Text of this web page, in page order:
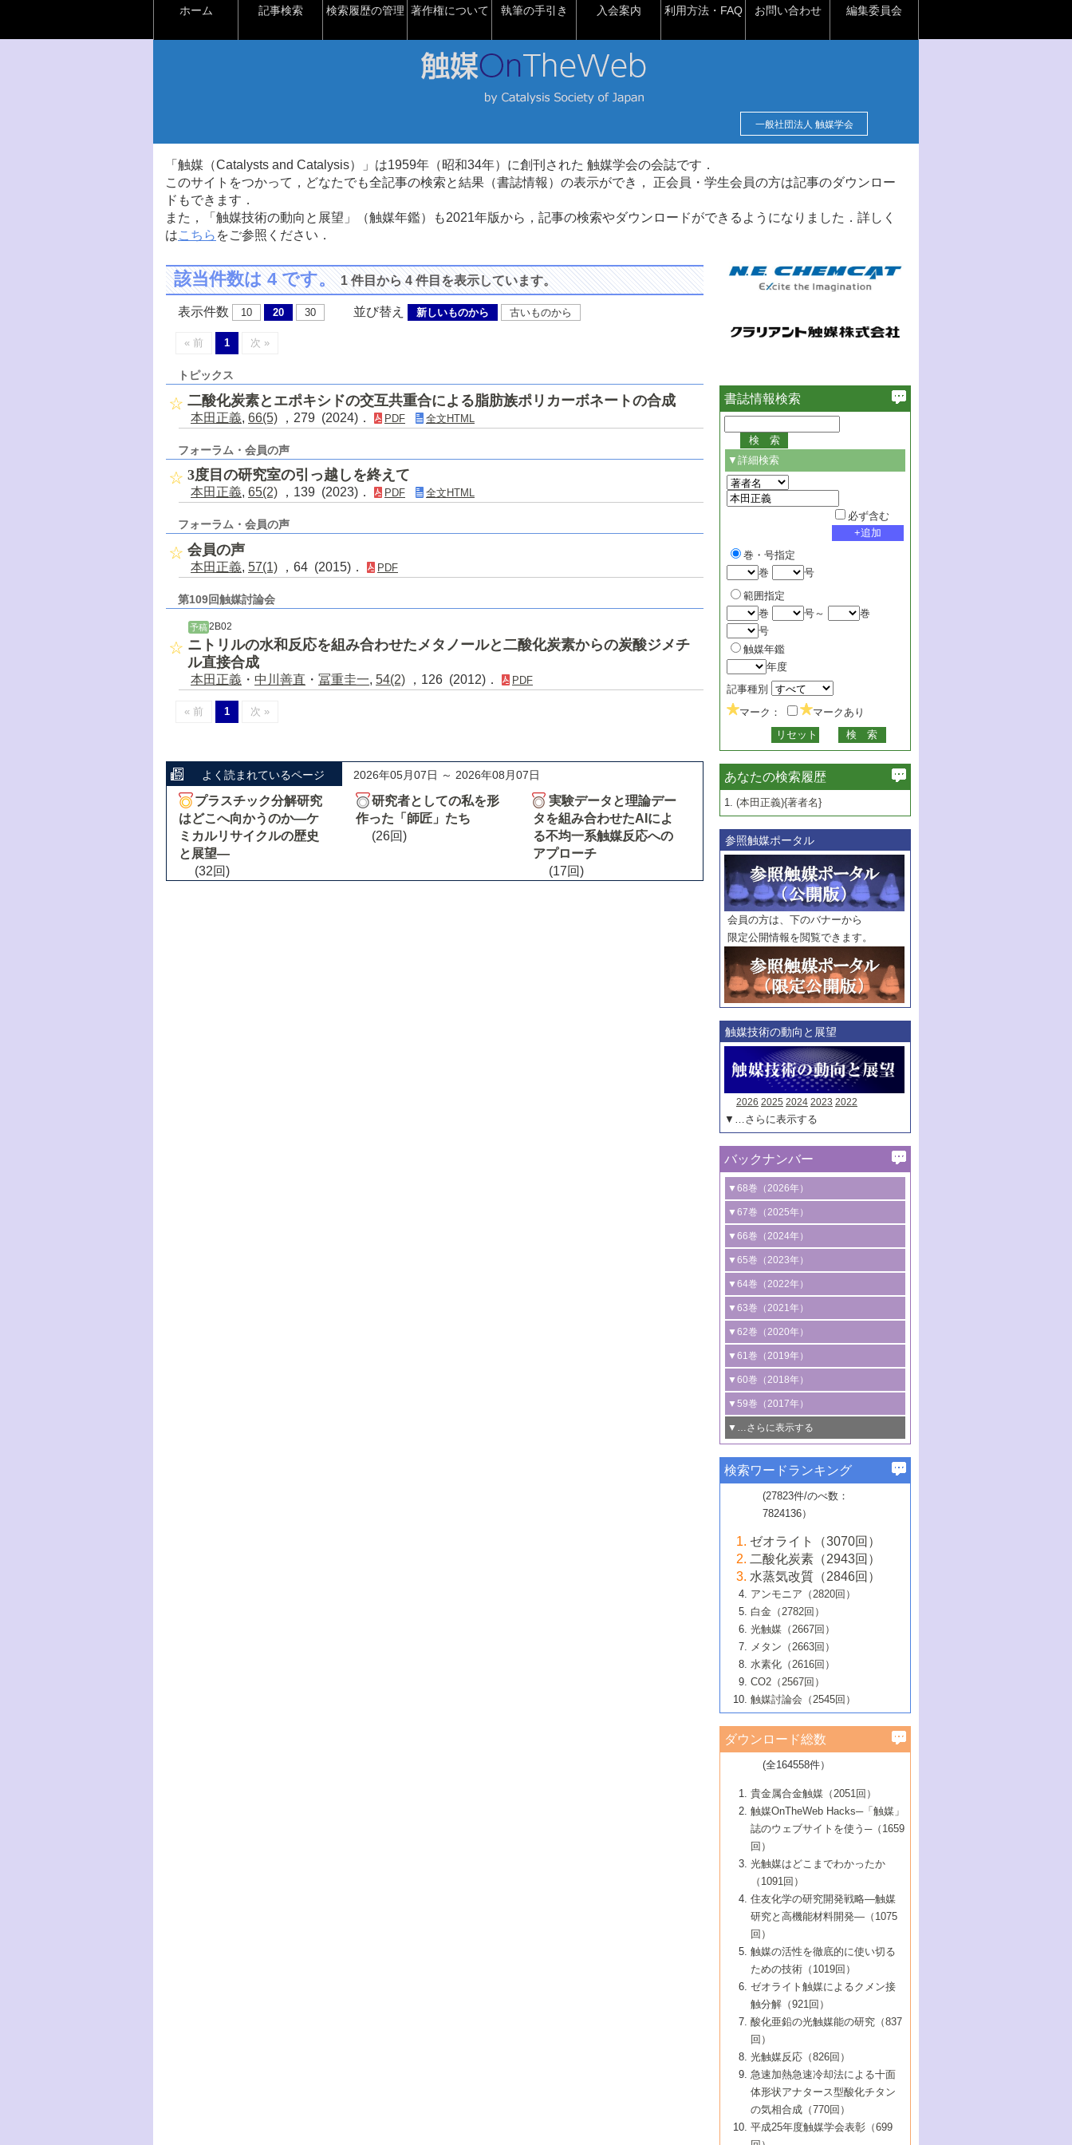
ホーム 記事検索 検索履歴の管理 著作権について 執筆の手引き 入会案内 利用方法・FAQ お問い合わせ 編集委員会
一般社団法人 触媒学会
「触媒（Catalysts and Catalysis）」は1959年（昭和34年）に創刊された 触媒学会の会誌です．
このサイトをつかって，どなたでも全記事の検索と結果（書誌情報）の表示ができ， 正会員・学生会員の方は記事のダウンロー
ドもできます．
また，「触媒技術の動向と展望」（触媒年鑑）も2021年版から，記事の検索やダウンロードができるようになりました．詳しく
はこちら をご参照ください．
該当件数は 4 です。1 件目から 4 件目を表示しています。
表示件数 10 20 30 並び替え 新しいものから 古いものから
« 前 1 次 »
トピックス
二酸化炭素とエポキシドの交互共重合による脂肪族ポリカーボネートの合成
本田正義, 66(5) ，279 (2024)． PDF 全文HTML
フォーラム・会員の声
3度目の研究室の引っ越しを終えて
本田正義, 65(2) ，139 (2023)． PDF 全文HTML
フォーラム・会員の声
会員の声
本田正義, 57(1) ，64 (2015)． PDF
第109回触媒討論会
予稿 2B02
ニトリルの水和反応を組み合わせたメタノールと二酸化炭素からの炭酸ジメチ
ル直接合成
本田正義 ・ 中川善直 ・ 冨重圭一, 54(2) ，126 (2012)． PDF
« 前 1 次 »
よく読まれているページ 2026年05月07日 ～ 2026年08月07日
プラスチック分解研究
はどこへ向かうのか―ケ
ミカルリサイクルの歴史
と展望―
(32回)
研究者としての私を形
作った「師匠」たち
(26回)
実験データと理論デー
タを組み合わせたAIによ
る不均一系触媒反応への
アプローチ
(17回)
書誌情報検索
▼詳細検索
必ず含む
巻・号指定
巻
号
範囲指定
巻
号～
巻
号
触媒年鑑
年度
記事種別
マーク：
マークあり
あなたの検索履歴
1. (本田正義){著者名}
参照触媒ポータル
会員の方は、下のバナーから
限定公開情報を閲覧できます。
触媒技術の動向と展望
2026 2025 2024 2023 2022
▼…さらに表示する
バックナンバー
▼68巻（2026年）
1号 過酸化水素合成に関する研究動向
2号 コンピューター技術により加速する
触媒開発
3号 有機分子変換やCO 資源化のための
光触媒に関する最近の研究
B号 第137回触媒討論会（2026年）
▼67巻（2025年）
1号 CO
水素化によるグリーン燃料/グリ
ーンケミカル製造
2号 水素製造のための水分解技術に関す
る最近の研究
3号 オレフィン系樹脂の精密合成に関す
る最新技術
4号 アルコール類の効率的変換を実現す
る非貴金属触媒の研究動向
5号 ゼオライトの合成と応用における研
究動向
6号 ヘテロ接合界面
B号 第135回触媒討論会（2025年）
▼66巻（2024年）
1号 低次元ナノ構造を有する触媒材料
2号 規制反応場を活用した固体触媒研究
の新展開
3号 未踏分子変換を目指した酸化触媒プ
ロセスの最前線
4号 シンクロトロン放射光および中性子
線を利用した触媒解析技術の最先端
5号 単原子触媒
6号 参照触媒委員会からのお知らせ
B号 第133回触媒討論会（2023年）
▼65巻（2023年）
1号 炭素が関わる触媒機能
2号 プラスチックケミカルリサイクルの
ための触媒技術
3号 非酸化物系金属化合物を基盤とした
触媒材料の開発
4号 格子酸素・格子酸素欠陥を利用した
触媒反応
5号 生体触媒によるエネルギー変換反応
6号 窒素とリンの循環のための触媒・機
能性材料
▼64巻（2022年）
1号 合成ガス製造とCOを用いるケミカル
ズ合成の最新動向
2号 化学品合成のための合金触媒開発
3号 CO の排出削減および有効活用のた
めの触媒技術
4号 若手による情報発信企画～とびたて
若き触媒の研究者たち～（1）
若き触媒の研究者たち～（2）
6号 石油のノーブル・ユースを志向した
触媒技術
大学：オンライン・対面開催）
▼63巻（2021年）
1号 金触媒の新展開
2号 ペロブスカイト
3号 特殊反応場を利用した触媒的分子変
換反応
4号 多孔質材料を用いた触媒の新展開
5号 情報学的手法を用いた触媒開発
6号 カーボンニュートラルに向けた電解
技術
B号 第127回触媒討論会（2021年・オン
ライン開催(Zoom)のみ）
▼62巻（2020年）
1号 触媒設計を拓く欠陥構造のキャラク
タリゼーション
2号 機能化学品製造に資するクリーンな
触媒的酸化反応
3号 水処理のための触媒化学
4号 光触媒を用いた水分解の最新の研究
動向
5号 次世代の触媒プロセスを支えるマイ
6号 メタン転換技術の最新動向
B号 第125回触媒討論会（2020年・工学
院大学）
▼61巻（2019年）
1号 物質移動制御に着目した触媒プロセ
ス開発
2号 CO2 フリー水素サプライチェーンに
関わる触媒開発動向
3号 精密高分子合成に関する最近の研究
動向
4号 バイオマス化成品製造のための触媒
5号 固体触媒による含窒素有機化合物変
換の最前線
6号 貴金属使用量低減に向けた自動車排
ガス浄化触媒の開発
B号 第123回触媒討論会（2019年・大阪
▼60巻（2018年）
1号 固体酸触媒の最新の研究動向
2号 二酸化炭素からの有用化学品合成
3号 ナノ粒子・クラスター触媒の最前線
4号 60周年記念企画
5号 進化するゼオライト合成技術
6号 非貴金属系触媒における電気化学的
B号 第121回触媒討論会（2018年・東京
大学）
▼59巻（2017年）
1号 いたるところに，触媒
最先端技術
3号 無機分離膜材料の開発と触媒反応プ
ロセスへの適用
5号 水素のふるまいを解き明かす最先端
研究
6号 低級アルカンの有効利用のための触
媒技術
B号 第119回触媒討論会（2017年・首都
大学東京）
▼…さらに表示する
1号 ユニークな構造の高分子を生み出す触
2号 リグニンからの化成品製造に向けた触
媒技術
3号 触媒研究の最先端～とびたて若き研究
者たち～（1）
4号 触媒研究の最先端～とびたて若き研究
者たち～（2）
5号 触媒研究の最先端～とびたて若き研究
者たち～（3）
6号 イオニクス材料と燃料電池・電解合成
の最新の研究動向
B号 第117回触媒討論会（2016年・大阪府
立大学）
▼57巻（2015年）
1号 水素キャリアにかかわる触媒技術の新
2号 石油精製用触媒の最近の進展
3号 固体酸化物形燃料電池（SOFC）におけ
るアノード触媒上での燃料直接改質技術
4号 コアシェル構造の制御による触媒機能
5号 工業触媒およびその周辺技術の最近の
進歩
6号 ナノシート
B号 第115回触媒討論会（2015年・成蹊大
▼56巻（2014年）
2号 光触媒反応機構に関する最新の研究動
向
開発動向
4号 人工光合成に向けた近年のアプローチ
5号 未利用熱エネルギーの有効活用に貢献
する触媒技術
6号 ポリオキソメタレート
B号 第113回触媒討論会（2014年・ロワジ
ールホテル豊橋）
1号 高耐久性燃料電池システム用触媒にお
ける新展開
2号 リビングラジカル重合の最近の動向
3号 天然ガスの化学工業的展開に関する触
媒技術
4号 貴金属触媒の精密構造制御とその活用
5号 バイオマス化成品製造のための固体触
6号 ナノ空間─吸着状態解析から新機能開拓
B号 第111回触媒討論会（2013年・関西大
▼54巻（2012年）
1号 規則性多孔体の利用技術における最近
の進歩
2号 第109回触媒討論会
3号 貴金属低減技術の最新動向
4号 貴金属代替技術の最新動向
5号 光触媒による物質変換反応の新展開
6号 グラフェン
7号 水素を利用する化成品合成の新潮流
▼53巻（2011年）
1号 金属学から見る合金触媒の新展開
2号 第107回触媒討論会
3号 触媒のその場観察法の進歩（１）
4号 触媒のその場観察法の進歩（２）
5号 不活性結合の触媒的活性化による有機
合成
6号 新しい固体酸触媒技術
7号 ゼオライト合成における最近の進歩
▼52巻（2010年）
1号 触媒の劣化対策と長寿命触媒開発
2号 第105回触媒討論会
3号 ナノ構造が拓く新機能
4号 活性サイトおよびその環境の精密な設
計による触媒の高機能化
5号 触媒を有効に使うための技術
7号 有機分子触媒による精密有機合成
8号 高機能化ポリオレフィンに向けた重合
触媒の最近の進展
1号 炭素材料－熱い注目を集める材料－
2号 第103回触媒討論会
3号 環境浄化用光触媒の現状と課題
4号 水素社会の実現に向けた水素製造・貯
蔵技術の進歩
5号 CO2が関わる触媒・材料
7号 持続可能社会実現のための触媒および
触媒関連技術
▼50巻（2008年）
1号 触媒化学と学会のこの10年，半世紀，
そして未来
2号 第101回触媒討論会
4号 錯体を利用したユニークな表面構造の
構築と機能
5号 若手会員による触媒研究の未来展望1：
企業編
6号 第102回触媒討論会
7号 触媒・化学反応における計算化学の進
8号 若手研究者による触媒研究の未来展望
2：大学・研究所編
▼49巻（2007年）
1号 含フッ素化合物の合成と触媒
2号 第99回触媒討論会
3号 実用的ファインケミカル合成プロセス
を実現する触媒
5号 こんな物質，あんな物質―新たな触媒
の可能性―
7号 『結晶の化学』を活かした触媒研究
8号 イオン液体の応用
▼48巻（2006年）
1号 固体酸触媒の最近の進歩
2号 第97回触媒討論会
3号 リビング重合触媒の最近の展開
5号 水素製造・貯蔵のための触媒技術の新
しい展開
6号 第98回触媒討論会
7号 基礎化学品製造の触媒技術
8号 多機能型リアクター
1号 最近の触媒担体とその効果
2号 第95回触媒討論会
4号 水分解用光触媒材料
5号 時間分解分光の進歩と応用
6号 第96回触媒討論会
8号 超臨界流体を用いた化学プロセスの新
▼46巻（2004年）
1号 部分酸化反応触媒の最前線
2号 第93回触媒討論会
3号 特殊エネルギー場の触媒反応
4号 生体内における金属の触媒作用
5号 ファインケミカルズの展開に寄与する
6号 第94回触媒討論会
7号 サブナノレベルでみた新しい表面現象
8号 オレフィン重合触媒の新たな展
▼45巻（2003年）
1号 なぜこの触媒が良いのか？
2号 第91回触媒討論会
3号 最近の自動車排ガス処理技術
4号 触媒研究の現状と将来─第90回触媒討論
5号 基礎化学品製造の触媒技術
6号 第92回触媒討論会
7号 基礎化学品製造の触媒技術
8号 資源の循環と触媒技術
▼44巻（2002年）
1号 高次制御された触媒の化学
2号 第89回触媒討論会
3号 触媒を利用した電気化学の新展開
4号 ナノ材料の調製と機能化
5号 こんな触媒が欲しい
6号 第90回触媒討論会
7号 触媒研究と学術雑誌/情報
8号 若い世代からみた触媒化学の現状と未
▼43巻（2001年）
1号 グリーンケミストリーと触媒
2号 第87回触媒討論会特集号
3号 生体触媒とバイオプロセス
4号 水素製造・利用の触媒化学
5号 触媒研究における新しい切り口：コン
ビナトリアルケミストリー
6号 第88回触媒討論会特集号
7号 企業における触媒研究のブレークスル
8号 この材料を触媒として使ってみません
▼42巻（2000年）
1号 触媒反応工学の明日を拓く
2号 第85回触媒討論会
3号 反応ダイナミクス
5号 触媒のおもしろさをどのように伝える
6号 第86回触媒討論会
7号 水素化精製触媒の新しい展開
8号 新しい反応性と機能性を目指した金属
クラスタ-化学
▼41巻（1999年）
1号 孔、穴、あな?-特異な空間とその利用-
2号 第83回触媒討論会
3号 均一系触媒反応最前線
4号 実用炭素材料の新展開
5号 研究の方法論を考える
7号 機能性金属材料と触媒
8号 触媒研究へのNMRの応用と展望
▼40巻（1998年）
進展と21世紀への提言/創立40周年記念・触
媒学会この10年の歩みとこれから/創立40周
2号 第81回触媒討論会
3号 計算機触媒化学へのさそい
4号 触媒劣化の制御と予測
5号 最新の実用プロセスと触媒
6号 第82回触媒討論会
7号 ナノ構造体の化学
8号 あの反応は今
1号 均一系と不均一系触媒反応-その特徴と
接点
2号 第79回触媒討論会
3号 最新NO除去触媒の実用化研究
4号 新しい反応場を目指した触媒調製
5号 反応・分離技術の新しい展開
6号 第80回触媒討論会
8号 AFMでみる世界
▼38巻（1996年）
1号 触媒の構造と触媒作用/C1化学を中心と
する21世紀への触媒
3号 オリンピックメダル:金・銀・銅はどん
な触媒作用を示すか
4号 触媒作用における機能の複合化
5号 未来を拓け！若手研究者
6号 第78回触媒討論会
7号 ダイナミックな領域への触媒研究の展
開/C1化学を中心とする21世紀への触媒
▼37巻（1995年）
1号 ファインケミカルズと固体触媒
2号 第75回触媒討論会
3号 希土類を利用した触媒
4号 触媒とリサイクル
5号 エネルギー変換触媒
6号 第76回触媒討論会
7号 表面吸着相の新しい展開
8号 マイクロポーラス・クリスタル触媒の
▼36巻（1994年）
1号 電気化学と触媒
2号 第73回触媒討論会
3号 C4化学の展開
4号 《通常号》
5号 《通常号》
6号 第74回触媒討論会
▼35巻（1993年）
1号 工業触媒開発マニュアル―探索から工
業化まで
2号 第71回触媒討論会
3号 研究開発のうらおもて―着想と展開
4号 触媒劣化と寿命の予測
5号 環境に優しい触媒
▼34巻（1992年）
1号 インパクトを与えたこの研究
2号 第69回触媒討論会
3号 ケミカルズ合成触媒―新しい展開と応
▼33巻（1991年）
1号 触媒プロセス開発マニュアル―探索か
ら工業化まで，知っておきたいこと PartII
2号 第67回触媒討論会
▼32巻（1990年）
1号 21世紀に向けて触媒研究の飛躍をめざ
す―触媒化学の裾野を広げよう
2号 第65回触媒討論会
▼31巻（1989年）
1号 情報科学と反応設計・材料設計
▼30巻（1988年）
検索ワードランキング
(27823件/のべ数：
7824136）
ゼオライト（3070回）
二酸化炭素（2943回）
水蒸気改質（2846回）
アンモニア（2820回）
白金（2782回）
光触媒（2667回）
メタン（2663回）
水素化（2616回）
CO2（2567回）
触媒討論会（2545回）
ダウンロード総数
(全164558件）
貴金属合金触媒（2051回）
触媒OnTheWeb Hacks─「触媒」
誌のウェブサイトを使う─（1659
回）
光触媒はどこまでわかったか
（1091回）
住友化学の研究開発戦略―触媒
研究と高機能材料開発―（1075
回）
触媒の活性を徹底的に使い切る
ための技術（1019回）
ゼオライト触媒によるクメン接
触分解（921回）
酸化亜鉛の光触媒能の研究（837
回）
光触媒反応（826回）
急速加熱急速冷却法による十面
体形状アナタース型酸化チタン
の気相合成（770回）
平成25年度触媒学会表彰（699